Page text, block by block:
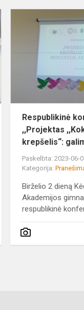
lengvosios
atletikos
atskirų
Respublikinė
,,Projektas
krepšelis“:
Paskelbta: 2023-06-
Kategorija:
Birželio 2 dieną
Akademijos
respublikinė